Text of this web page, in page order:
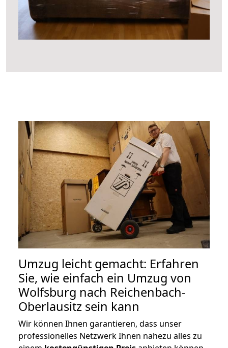
Umzug leicht gemacht: Erfahren
Sie, wie einfach ein Umzug von
Wolfsburg nach Reichenbach-
Oberlausitz sein kann
Wir können Ihnen garantieren, dass unser
professionelles Netzwerk Ihnen nahezu alles zu